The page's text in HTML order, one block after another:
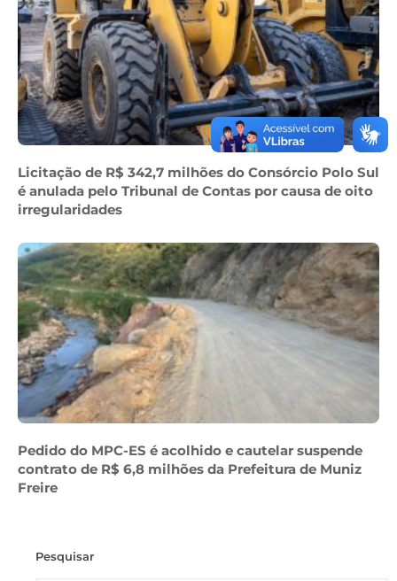
Licitação de R$ 342,7 milhões do Consórcio Polo Sul
é anulada pelo Tribunal de Contas por causa de oito
irregularidades
Pedido do MPC-ES é acolhido e cautelar suspende
contrato de R$ 6,8 milhões da Prefeitura de Muniz
Freire
Pesquisar